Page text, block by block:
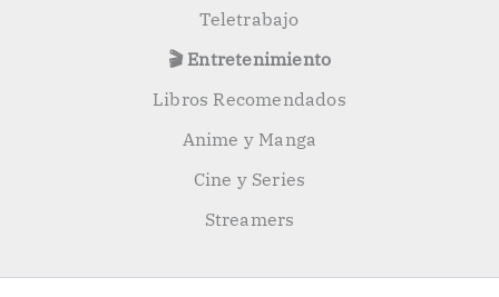
Teletrabajo
🎬 Entretenimiento
Libros Recomendados
Anime y Manga
Cine y Series
Streamers